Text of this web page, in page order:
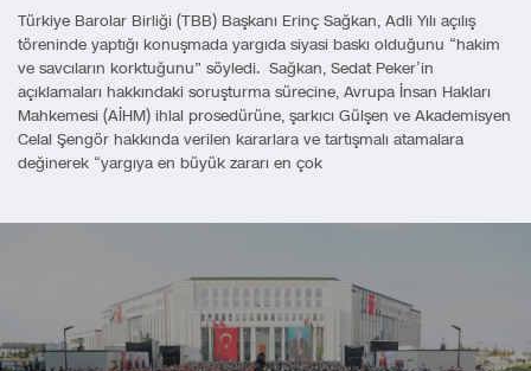
Türkiye Barolar Birliği (TBB) Başkanı Erinç Sağkan, Adli Yılı açılış
töreninde yaptığı konuşmada yargıda siyasi baskı olduğunu “hakim
ve savcıların korktuğunu” söyledi. Sağkan, Sedat Peker’in
açıklamaları hakkındaki soruşturma sürecine, Avrupa İnsan Hakları
Mahkemesi (AİHM) ihlal prosedürüne, şarkıcı Gülşen ve Akademisyen
Celal Şengör hakkında verilen kararlara ve tartışmalı atamalara
değinerek “yargıya en büyük zararı en çok